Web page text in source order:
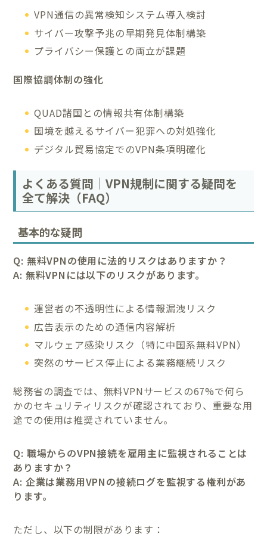
VPN通信の異常検知システム導入検討
サイバー攻撃予兆の早期発見体制構築
プライバシー保護との両立が課題
国際協調体制の強化
QUAD諸国との情報共有体制構築
国境を越えるサイバー犯罪への対処強化
デジタル貿易協定でのVPN条項明確化
よくある質問｜VPN規制に関する疑問を
全て解決（FAQ）
基本的な疑問
Q: 無料VPNの使用に法的リスクはありますか？
A: 無料VPNには以下のリスクがあります。
運営者の不透明性による情報漏洩リスク
広告表示のための通信内容解析
マルウェア感染リスク（特に中国系無料VPN）
突然のサービス停止による業務継続リスク
総務省の調査では、無料VPNサービスの67%で何ら
かのセキュリティリスクが確認されており、重要な用
途での使用は推奨されていません。
Q: 職場からのVPN接続を雇用主に監視されることは
ありますか？
A: 企業は業務用VPNの接続ログを監視する権利があ
ります。
ただし、以下の制限があります：